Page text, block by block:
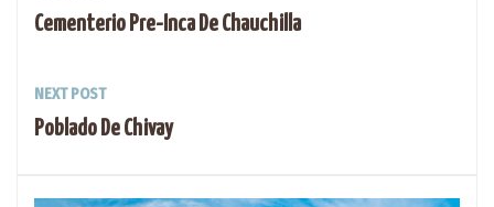
Cementerio Pre-Inca De Chauchilla
NEXT POST
Poblado De Chivay